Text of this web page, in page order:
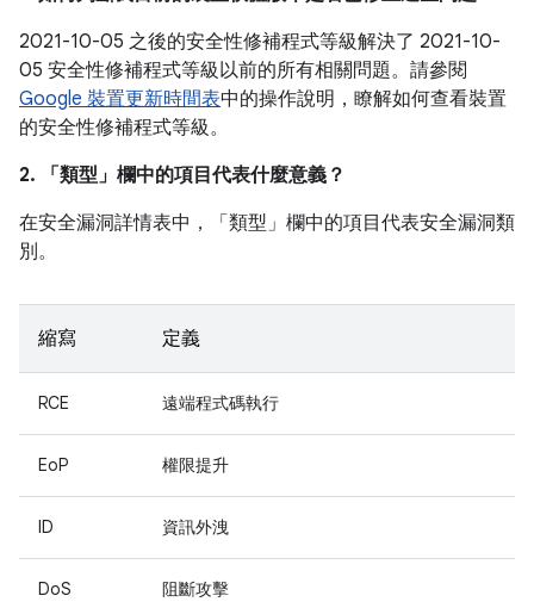
2021-10-05 之後的安全性修補程式等級解決了 2021-10-
05 安全性修補程式等級以前的所有相關問題。請參閱
Google 裝置更新時間表中的操作說明，瞭解如何查看裝置
的安全性修補程式等級。
2. 「類型」 欄中的項目代表什麼意義？
在安全漏洞詳情表中，「類型」 欄中的項目代表安全漏洞類
別。
縮寫 定義
RCE 遠端程式碼執行
EoP 權限提升
ID 資訊外洩
DoS 阻斷攻擊